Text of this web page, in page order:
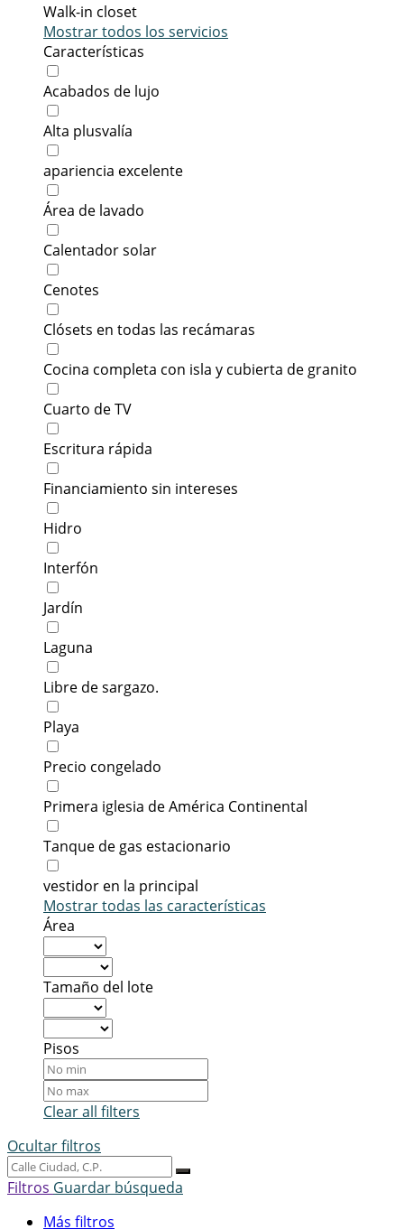
Walk-in closet
Mostrar todos los servicios
Características
Acabados de lujo
Alta plusvalía
apariencia excelente
Área de lavado
Calentador solar
Cenotes
Clósets en todas las recámaras
Cocina completa con isla y cubierta de granito
Cuarto de TV
Escritura rápida
Financiamiento sin intereses
Hidro
Interfón
Jardín
Laguna
Libre de sargazo.
Playa
Precio congelado
Primera iglesia de América Continental
Tanque de gas estacionario
vestidor en la principal
Mostrar todas las características
Área
Tamaño del lote
Pisos
Clear all filters
Ocultar filtros
Filtros Guardar búsqueda
Más filtros